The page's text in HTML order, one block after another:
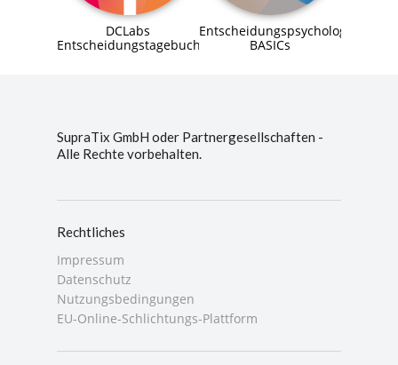
DCLabs
Entscheidungstagebuch
Entscheidungspsychologie
BASICs
SupraTix GmbH oder Partnergesellschaften -
Alle Rechte vorbehalten.
Rechtliches
Impressum
Datenschutz
Nutzungsbedingungen
EU-Online-Schlichtungs-Plattform